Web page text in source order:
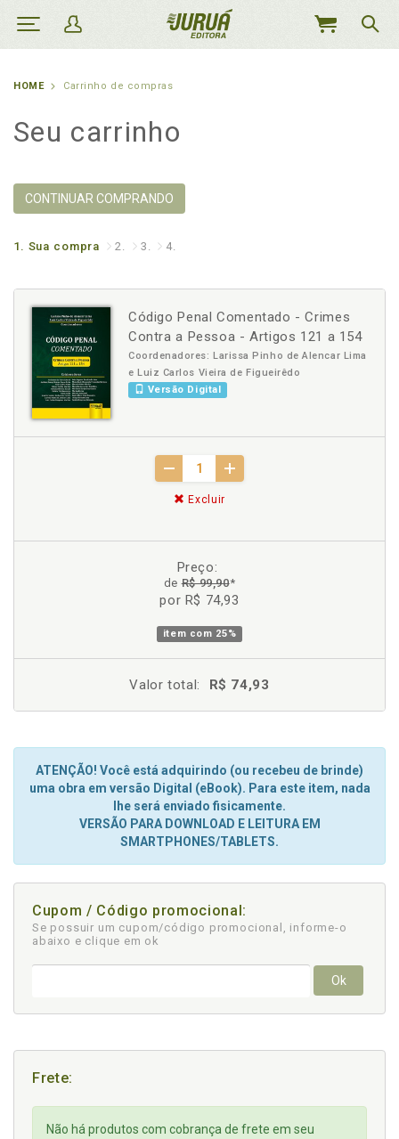
MEU
HOME Carrinho de compras
Seu carrinho
CONTINUAR COMPRANDO
1. Sua compra 2. 3. 4.
Código Penal Comentado - Crimes
Contra a Pessoa - Artigos 121 a 154
Coordenadores: Larissa Pinho de Alencar Lima
e Luiz Carlos Vieira de Figueirêdo
Versão Digital
Excluir
Preço:
deR$ 99,90*
por R$ 74,93
item com 25%
Valor total: R$ 74,93
ATENÇÃO! Você está adquirindo (ou recebeu de brinde)
uma obra em versão Digital (eBook). Para este item, nada
lhe será enviado fisicamente.
VERSÃO PARA DOWNLOAD E LEITURA EM
SMARTPHONES/TABLETS.
Cupom / Código promocional:
Se possuir um cupom/código promocional, informe-o
abaixo e clique em ok
Ok
Frete:
Não há produtos com cobrança de frete em seu